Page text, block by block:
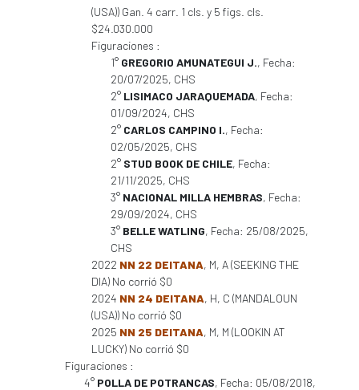
(USA)) Gan. 4 carr. 1 cls. y 5 figs. cls.
$24.030.000
Figuraciones :
1° GREGORIO AMUNATEGUI J., Fecha:
20/07/2025, CHS
2° LISIMACO JARAQUEMADA, Fecha:
01/09/2024, CHS
2° CARLOS CAMPINO I., Fecha:
02/05/2025, CHS
2° STUD BOOK DE CHILE, Fecha:
21/11/2025, CHS
3° NACIONAL MILLA HEMBRAS, Fecha:
29/09/2024, CHS
3° BELLE WATLING, Fecha: 25/08/2025,
CHS
2022 NN 22 DEITANA, M, A (SEEKING THE
DIA) No corrió $0
2024 NN 24 DEITANA, H, C (MANDALOUN
(USA)) No corrió $0
2025 NN 25 DEITANA, M, M (LOOKIN AT
LUCKY) No corrió $0
Figuraciones :
4° POLLA DE POTRANCAS, Fecha: 05/08/2018,